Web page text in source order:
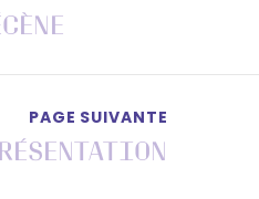
PAGE SUIVANTE